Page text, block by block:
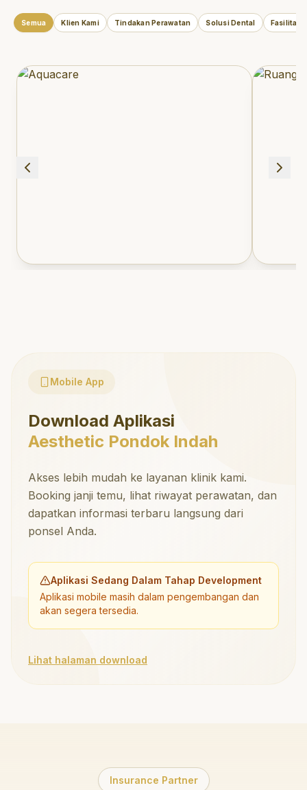
Semua Klien Kami Tindakan Perawatan Solusi Dental Fasilitas
Mobile App
Download Aplikasi
Aesthetic Pondok Indah
Akses lebih mudah ke layanan klinik kami.
Booking janji temu, lihat riwayat perawatan, dan
dapatkan informasi terbaru langsung dari
ponsel Anda.
Aplikasi Sedang Dalam Tahap Development
Aplikasi mobile masih dalam pengembangan dan
akan segera tersedia.
Lihat halaman download
Insurance Partner